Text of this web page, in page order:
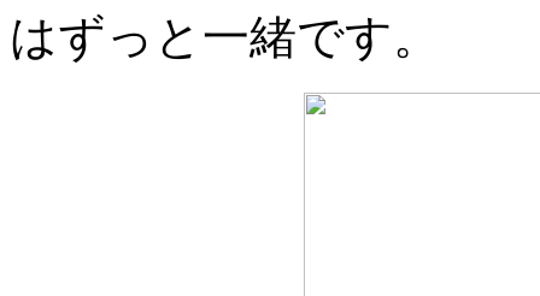
はずっと一緒です。